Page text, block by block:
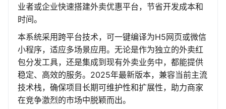
业者或企业快速搭建外卖优惠平台，节省开发成本和
时间。
本系统采用跨平台技术，可一键编译为H5网页或微信
小程序，适应多场景应用。无论是作为独立的外卖红
包分发工具，还是集成到现有外卖业务中，都能提供
稳定、高效的服务。2025年最新版本，兼容当前主流
技术栈，确保项目长期可维护性和扩展性，助力商家
在竞争激烈的市场中脱颖而出。